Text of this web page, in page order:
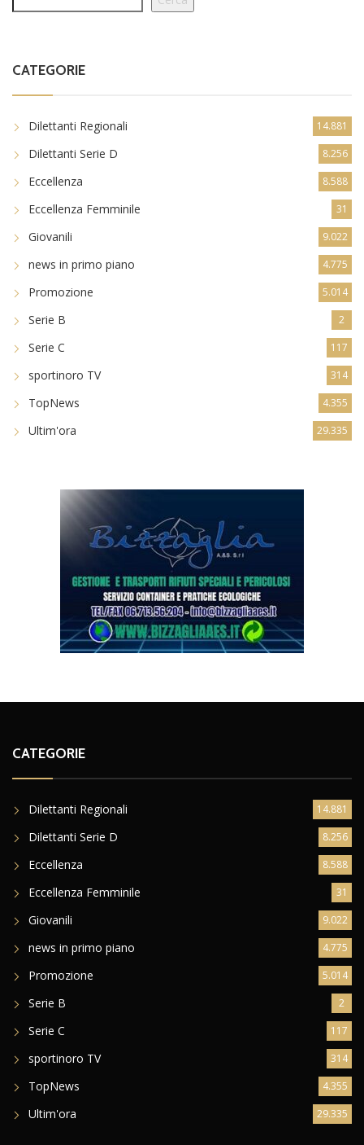
CATEGORIE
Dilettanti Regionali 14.881
Dilettanti Serie D 8.256
Eccellenza 8.588
Eccellenza Femminile 31
Giovanili 9.022
news in primo piano 4.775
Promozione 5.014
Serie B 2
Serie C 117
sportinoro TV 314
TopNews 4.355
Ultim'ora 29.335
CATEGORIE
Dilettanti Regionali 14.881
Dilettanti Serie D 8.256
Eccellenza 8.588
Eccellenza Femminile 31
Giovanili 9.022
news in primo piano 4.775
Promozione 5.014
Serie B 2
Serie C 117
sportinoro TV 314
TopNews 4.355
Ultim'ora 29.335